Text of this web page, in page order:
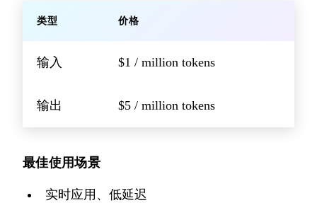
类型 价格
输入 $1 / million tokens
输出 $5 / million tokens
最佳使用场景
实时应用、低延迟